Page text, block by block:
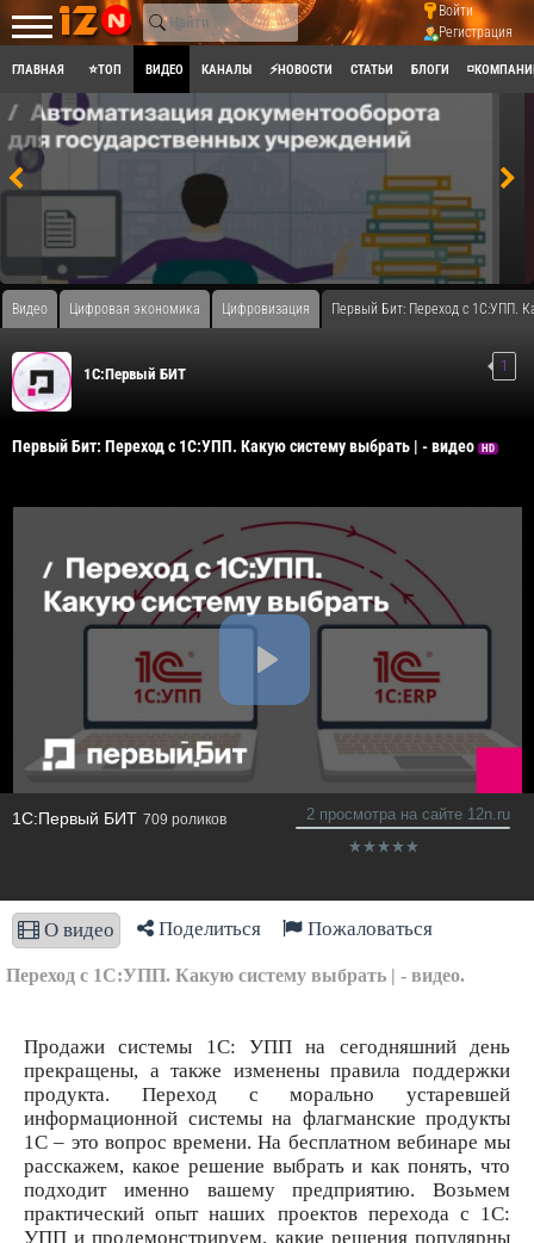
Войти
Регистрация
ГЛАВНАЯ ⭐ТОП ВИДЕО КАНАЛЫ ⚡НОВОСТИ СТАТЬИ БЛОГИ
Видео Цифровая экономика Цифровизация Первый Бит: Переход с 1С:УПП.
1С:Первый БИТ 1
Первый Бит: Переход с 1С:УПП. Какую систему выбрать | - видео HD
1С:Первый БИТ 709 роликов 2 просмотра на сайте 12n.ru
О видео Поделиться Пожаловаться
Переход с 1С:УПП. Какую систему выбрать | - видео.
Продажи системы 1С: УПП на сегодняшний день
прекращены, а также изменены правила поддержки
продукта. Переход с морально устаревшей
информационной системы на флагманские продукты
1С – это вопрос времени. На бесплатном вебинаре мы
расскажем, какое решение выбрать и как понять, что
подходит именно вашему предприятию. Возьмем
практический опыт наших проектов перехода с 1С:
УПП и продемонстрируем, какие решения популярны